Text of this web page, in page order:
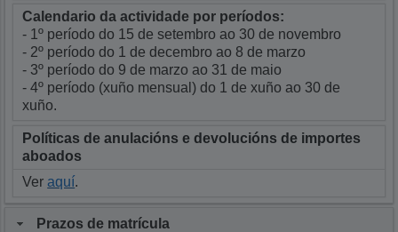
Calendario da actividade por períodos:
- 1º período do 15 de setembro ao 30 de novembro
- 2º período do 1 de decembro ao 8 de marzo
- 3º período do 9 de marzo ao 31 de maio
- 4º período (xuño mensual) do 1 de xuño ao 30 de
xuño.
Políticas de anulacións e devolucións de importes
aboados
Veraquí.
Prazos de matrícula